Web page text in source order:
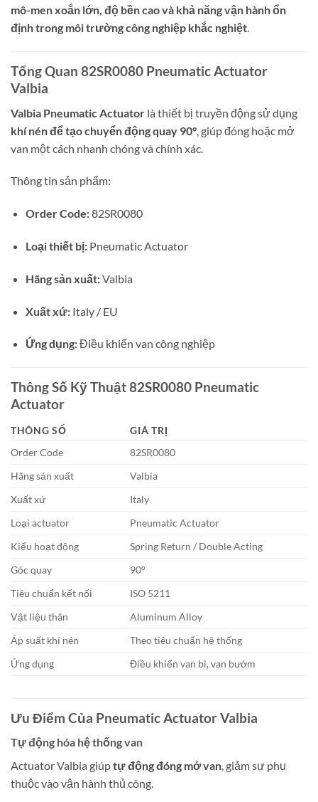
mô-men xoắn lớn, độ bền cao và khả năng vận hành ổn
định trong môi trường công nghiệp khắc nghiệt.
Tổng Quan 82SR0080 Pneumatic Actuator
Valbia
Valbia Pneumatic Actuator là thiết bị truyền động sử dụng
khí nén để tạo chuyển động quay 90° , giúp đóng hoặc mở
van một cách nhanh chóng và chính xác.
Thông tin sản phẩm:
Order Code:82SR0080
Loại thiết bị:Pneumatic Actuator
Hãng sản xuất:Valbia
Xuất xứ:Italy / EU
Ứng dụng:Điều khiển van công nghiệp
Thông Số Kỹ Thuật 82SR0080 Pneumatic
Actuator
THÔNG SỐ
GIÁ TRỊ
Order Code
82SR0080
Hãng sản xuất
Valbia
Xuất xứ
Italy
Loại actuator
Pneumatic Actuator
Kiểu hoạt động
Spring Return / Double Acting
Góc quay
90°
Tiêu chuẩn kết nối
ISO 5211
Vật liệu thân
Aluminum Alloy
Áp suất khí nén
Theo tiêu chuẩn hệ thống
Ứng dụng
Điều khiển van bi, van bướm
Ưu Điểm Của Pneumatic Actuator Valbia
Tự động hóa hệ thống van
Actuator Valbia giúptự động đóng mở van, giảm sự phụ
thuộc vào vận hành thủ công.